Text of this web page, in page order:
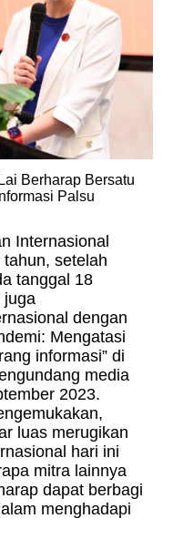
Berharap Bersatu
Palsu
Internasional
setelah
tanggal 18
juga
dengan
Mengatasi
informasi” di
media
2023.
luas merugikan
hari ini
mitra lainnya
dapat berbagi
menghadapi